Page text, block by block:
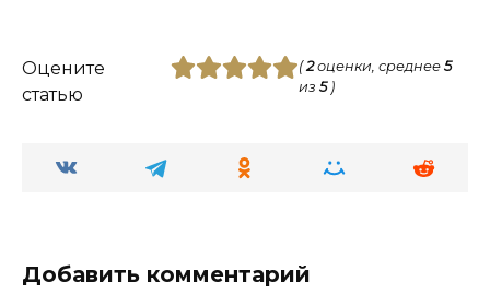
Оцените
статью
(2оценки, среднее 5
из 5)
Добавить комментарий